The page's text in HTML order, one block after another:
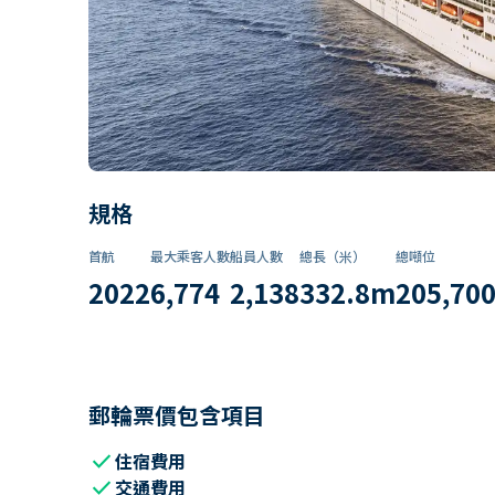
規格
首航
2022
最大乘客人數
6,774
船員人數
2,138
總長（米）
332.8m
總噸位
205,700
郵輪票價包含項目
check住宿費用
check 交通費用